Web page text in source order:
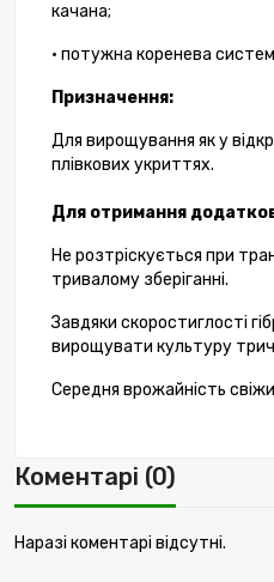
качана;
• потужна коренева
Призначення:
Для вирощування як у
плівкових укриттях.
Для отримання
Не розтріскується при
тривалому зберіганні.
Завдяки скоростиглості
вирощувати культуру
Середня врожайність
Коментарі (0)
Наразі коментарі відсутні.